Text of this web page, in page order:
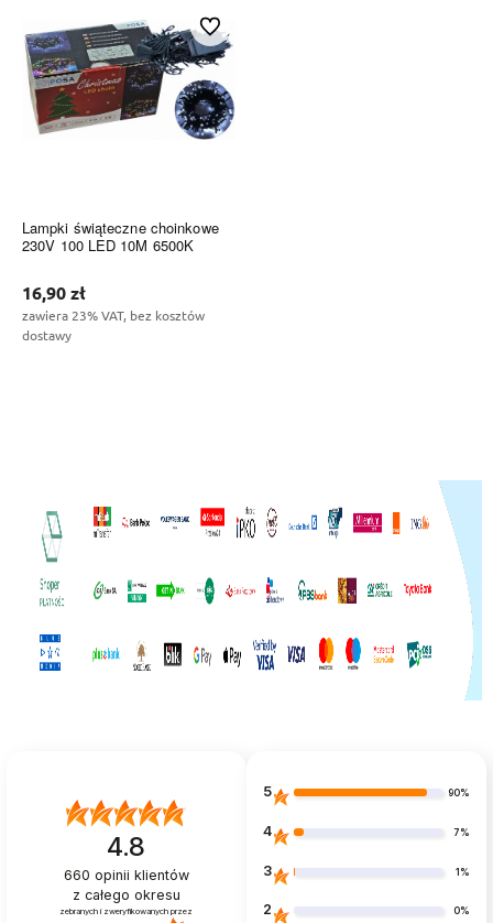
Lampki świąteczne choinkowe
230V 100 LED 10M 6500K
16,90 zł
zawiera 23% VAT, bez kosztów
dostawy
Do ulubionych
4.8
660 opinii klientów
z całego okresu
zebranych i zweryfikowanych przez
5 90%
4 7%
3 1%
2 0%